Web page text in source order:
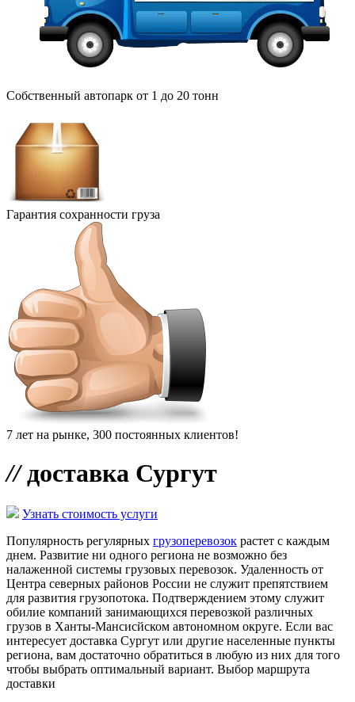
Собственный автопарк от 1 до 20 тонн
Гарантия сохранности груза
7 лет на рынке, 300 постоянных клиентов!
//доставка Сургут
Узнать стоимость услуги
Популярность регулярных грузоперевозок растет с каждым
днем. Развитие ни одного региона не возможно без
налаженной системы грузовых перевозок. Удаленность от
Центра северных районов России не служит препятствием
для развития грузопотока. Подтверждением этому служит
обилие компаний занимающихся перевозкой различных
грузов в Ханты-Мансисйском автономном округе. Если вас
интересует доставка Сургут или другие населенные пункты
региона, вам достаточно обратиться в любую из них для того
чтобы выбрать оптимальный вариант. Выбор маршрута
доставки